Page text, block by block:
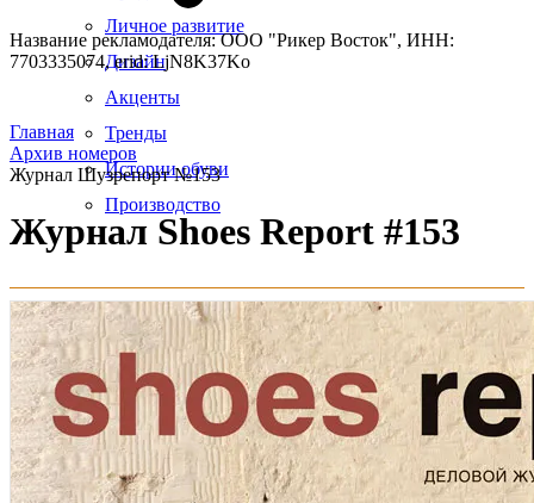
Личное развитие
Дизайн
Акценты
Тренды
Истории обуви
Производство
Название рекламодателя: ООО "Рикер Восток", ИНН:
7703335074, erid: LjN8K37Ko
Главная
Архив номеров
Журнал Шузрепорт №153
Журнал Shoes Report #153